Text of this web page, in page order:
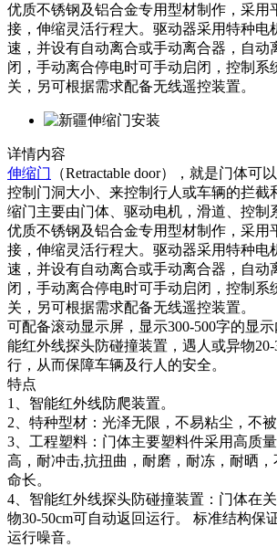
优质不锈钢及铝合金专用型材制作，采用
接，伸缩灵活行程大。驱动器采用特种电
速，并设有自动离合或手动离合器，自动
闭，手动离合停电时可手动启闭，控制系
关，另可根据需求配备无线遥控装置。
详情内容
伸缩门
（Retractable door），就是门体可
控制门洞大小、来控制行人或车辆的拦截
缩门主要由门体、驱动电机，滑道、控制
优质不锈钢及铝合金专用型材制作，采用
接，伸缩灵活行程大。驱动器采用特种电
速，并设有自动离合或手动离合器，自动
闭，手动离合停电时可手动启闭，控制系
关，另可根据需求配备无线遥控装置。
可配备滚动显示屏，显示300-500字的显
能红外线探头防碰撞装置，遇人或异物
行，从而保障车辆及行人的安全。
特点
1、智能红外线防爬装置。
2、特种型材：光泽无限，不易粘尘，不被
3、工程塑料：门体主要塑料件采用高质
高，耐冲击,抗扭曲，耐磨，耐冻，耐晒
命长。
4、智能红外线探头防碰撞装置：门体在
物30-50cm可自动返回运行。 标准结构保
运行噪音。